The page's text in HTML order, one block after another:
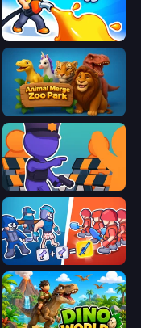
Gas Station 3D
Animal Merge Zoo Park
City Defense